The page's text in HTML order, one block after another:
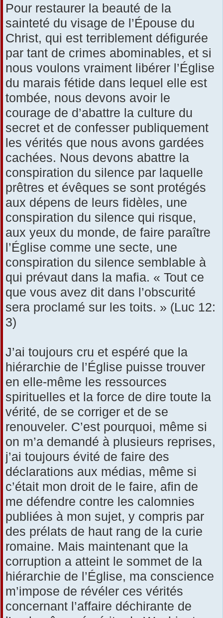
Pour restaurer la beauté de la
sainteté du visage de l’Épouse du
Christ, qui est terriblement défigurée
par tant de crimes abominables, et si
nous voulons vraiment libérer l’Église
du marais fétide dans lequel elle est
tombée, nous devons avoir le
courage de d’abattre la culture du
secret et de confesser publiquement
les vérités que nous avons gardées
cachées. Nous devons abattre la
conspiration du silence par laquelle
prêtres et évêques se sont protégés
aux dépens de leurs fidèles, une
conspiration du silence qui risque,
aux yeux du monde, de faire paraître
l’Église comme une secte, une
conspiration du silence semblable à
qui prévaut dans la mafia. « Tout ce
que vous avez dit dans l’obscurité
sera proclamé sur les toits. » (Luc 12:
3)
J’ai toujours cru et espéré que la
hiérarchie de l’Église puisse trouver
en elle-même les ressources
spirituelles et la force de dire toute la
vérité, de se corriger et de se
renouveler. C’est pourquoi, même si
on m’a demandé à plusieurs reprises,
j’ai toujours évité de faire des
déclarations aux médias, même si
c’était mon droit de le faire, afin de
me défendre contre les calomnies
publiées à mon sujet, y compris par
des prélats de haut rang de la curie
romaine. Mais maintenant que la
corruption a atteint le sommet de la
hiérarchie de l’Église, ma conscience
m’impose de révéler ces vérités
concernant l’affaire déchirante de